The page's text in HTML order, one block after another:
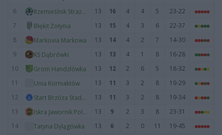
6
Rzemieślnik Strażów 13 16 4 4 5
23-22
7
Błękit Żołynia 13 15 4 3 6
22-37
8
Markovia Markowa 13 14 4 2 7
14-30
9
KS Dąbrówki 13 13 4 1 8
16-28
10
Grom Handzlówka 13 12 2 6 5
18-32
11
Unia Korniaktów 13 11 3 2 8
19-29
12
Start Brzóza Stadnicka 13 11 3 2 8
19-34
13
Iskra Jawornik Polski 13 9 2 3 8
23-31
14
Tatyna Dylągówka 13 6 2 0 11 19-45